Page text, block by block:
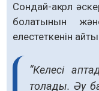
Сондай-ақ ол
болатынын
елестеткенін
“Келесі
толады. Әу